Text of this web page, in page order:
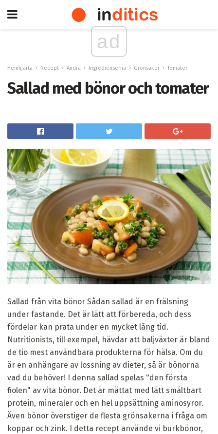
ad
Hemhjärta Recept Andra Ingredienserna Grönsaker Tomater
Sallad med bönor och tomater
Sallad från vita bönor Sådan sallad är en frälsning
under fastande. Det är lätt att förbereda, och dess
fördelar kan prata under en mycket lång tid.
Nutritionists, till exempel, hävdar att baljväxter är bland
de tio mest användbara produkterna för hälsa. Om du
är en anhängare av lossning av dieter, så är bönorna
vad du behöver! I denna sallad spelas "den första
fiolen" av vita bönor. Det är mättat med lätt smältbart
protein, mineraler och en hel uppsättning aminosyror.
Även bönor överstiger de flesta grönsakerna i fråga om
koppar och zink. I detta recept använde vi burkbönor,